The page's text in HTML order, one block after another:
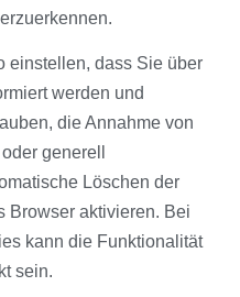
einstellen, dass Sie über
werden und
die Annahme von
generell
Löschen der
Browser aktivieren. Bei
kann die Funktionalität
sein.